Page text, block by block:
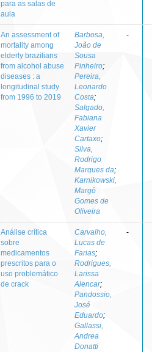
para as salas de
aula
An assessment of
mortality among
elderly brazilians
from alcohol abuse
diseases : a
longitudinal study
from 1996 to 2019
Barbosa,
João de
Sousa
Pinheiro;
Pereira,
Leonardo
Costa;
Salgado,
Fabiana
Xavier
Cartaxo;
Silva,
Rodrigo
Marques da;
Karnikowski,
Margô
Gomes de
Oliveira
-
Análise crítica
sobre
medicamentos
prescritos para o
uso problemático
de crack
Carvalho,
Lucas de
Farias;
Rodrigues,
Larissa
Alencar;
Pandossio,
José
Eduardo;
Gallassi,
Andrea
Donatti
-